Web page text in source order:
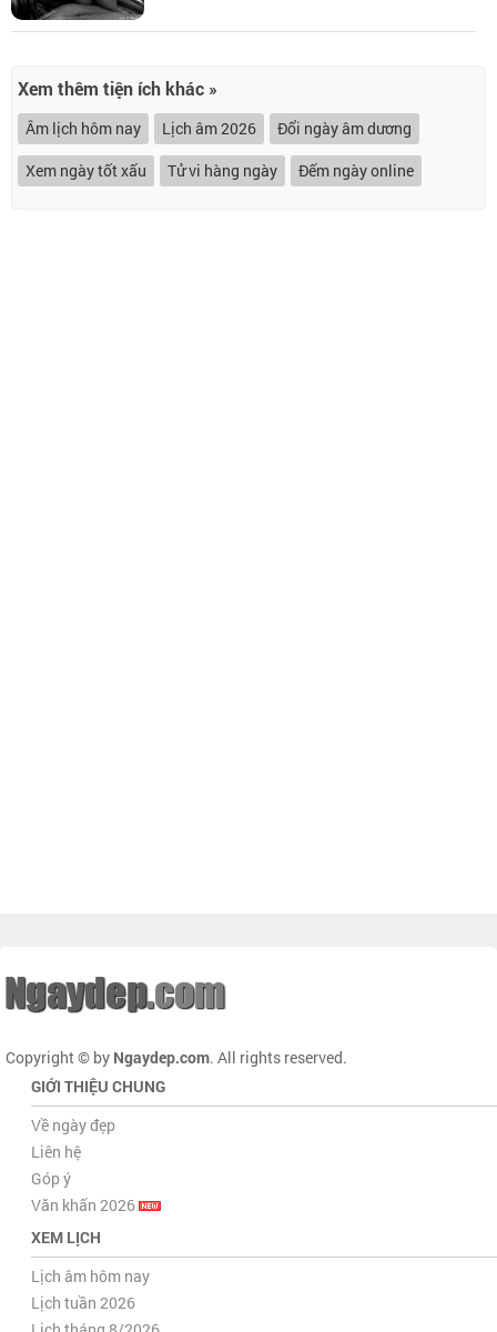
Xem thêm tiện ích khác »
Âm lịch hôm nay Lịch âm 2026
Đổi ngày âm dương
Xem ngày tốt xấu
Tử vi hàng ngày Đếm ngày online
Copyright © by Ngaydep.com. All rights reserved.
GIỚI THIỆU CHUNG
Về ngày đẹp
Liên hệ
Góp ý
Văn khấn 2026
XEM LỊCH
Lịch âm hôm nay
Lịch tuần 2026